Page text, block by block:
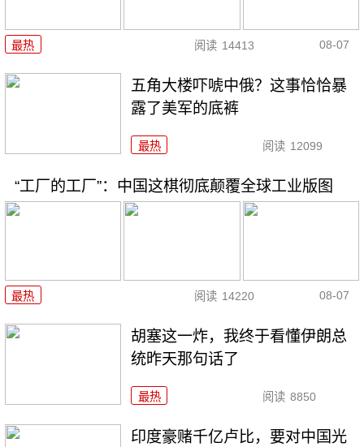
最热 阅读 14413 08-07
五角大楼吓唬中俄？这事恰恰暴
露了美军的底裤
最热 阅读 12099
“工厂的工厂”：中国这棋彻底颠覆全球工业版图
最热 阅读 14220 08-07
胡塞这一炸，我终于看懂伊朗总
统昨天那句话了
最热 阅读 8850
印度豪赌千亿卢比，要对中国光